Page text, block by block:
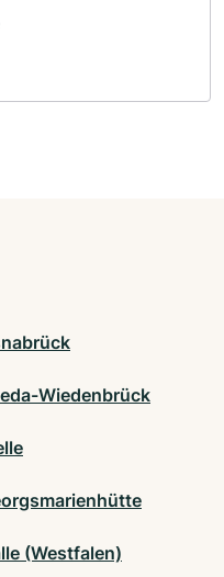
Wiedenbrück
(Westfalen)